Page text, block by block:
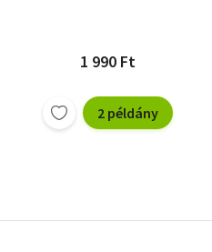
1 990 Ft
2 példány